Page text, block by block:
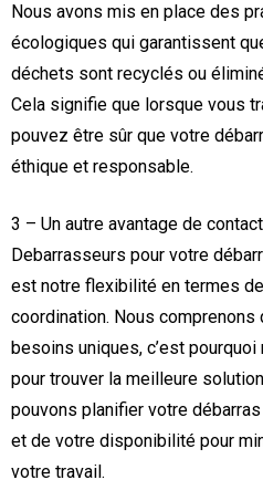
Nous avons mis en place des
écologiques qui garantissent
déchets sont recyclés ou
Cela signifie que lorsque vous
pouvez être sûr que votre
éthique et responsable.
3 – Un autre avantage de
Debarrasseurs pour votre
est notre flexibilité en termes
coordination. Nous
besoins uniques, c’est
pour trouver la meilleure
pouvons planifier votre
et de votre disponibilité pour
votre travail.